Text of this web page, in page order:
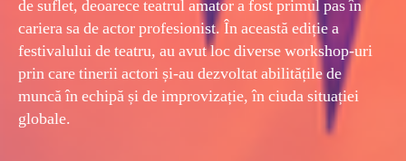
de suflet, deoarece teatrul amator a fost primul pas în
cariera sa de actor profesionist. În această ediție a
festivalului de teatru, au avut loc diverse workshop-uri
prin care tinerii actori și-au dezvoltat abilitățile de
muncă în echipă și de improvizație, în ciuda situației
globale.